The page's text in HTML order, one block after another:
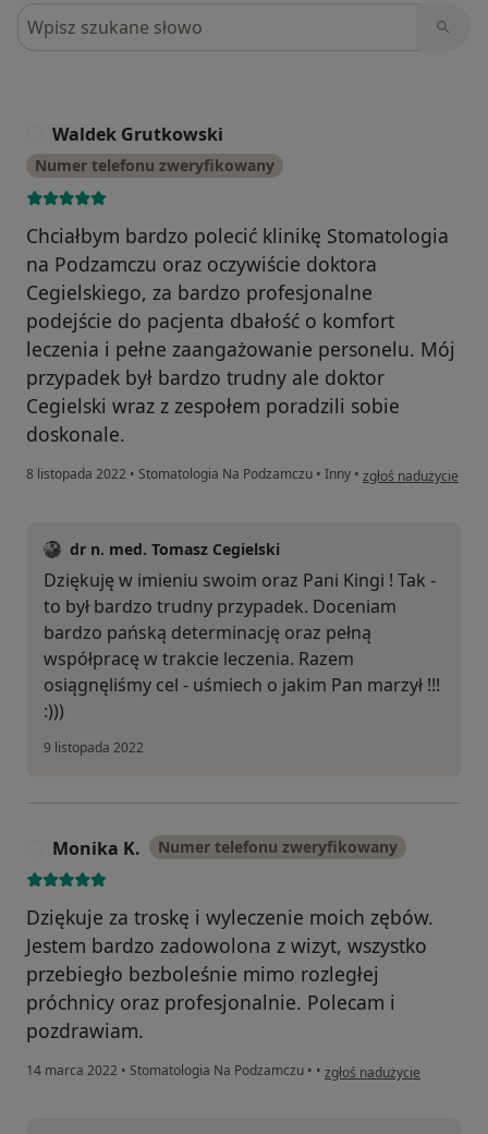
Szukaj w opiniach
Waldek Grutkowski
Numer telefonu zweryfikowany
Chciałbym bardzo polecić klinikę Stomatologia
na Podzamczu oraz oczywiście doktora
Cegielskiego, za bardzo profesjonalne
podejście do pacjenta dbałość o komfort
leczenia i pełne zaangażowanie personelu. Mój
przypadek był bardzo trudny ale doktor
Cegielski wraz z zespołem poradzili sobie
doskonale.
8 listopada 2022 • Stomatologia Na Podzamczu • Inny • w opinii
zgłoś nadużycie
dr n. med. Tomasz Cegielski
Dziękuję w imieniu swoim oraz Pani Kingi ! Tak -
to był bardzo trudny przypadek. Doceniam
bardzo pańską determinację oraz pełną
współpracę w trakcie leczenia. Razem
osiągnęliśmy cel - uśmiech o jakim Pan marzył !!!
:)))
9 listopada 2022
Monika K. Numer telefonu zweryfikowany
Dziękuje za troskę i wyleczenie moich zębów.
Jestem bardzo zadowolona z wizyt, wszystko
przebiegło bezboleśnie mimo rozległej
próchnicy oraz profesjonalnie. Polecam i
pozdrawiam.
14 marca 2022 • Stomatologia Na Podzamczu • • w opinii użytkownika
zgłoś nadużycie